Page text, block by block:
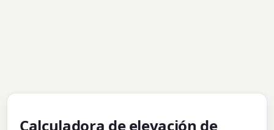
Calculadora de elevación de